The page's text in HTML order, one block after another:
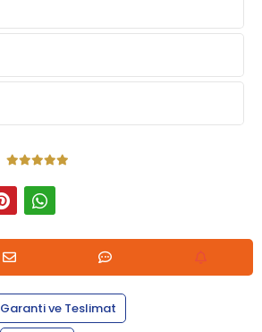
Garanti ve Teslimat